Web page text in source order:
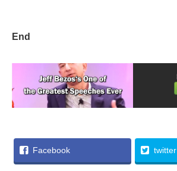
End
Facebook twitter